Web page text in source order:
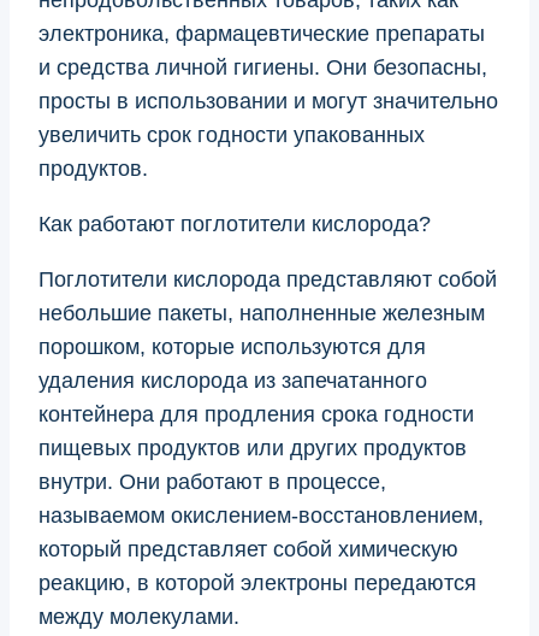
электроника, фармацевтические препараты
и средства личной гигиены. Они безопасны,
просты в использовании и могут значительно
увеличить срок годности упакованных
продуктов.
Как работают поглотители кислорода?
Поглотители кислорода представляют собой
небольшие пакеты, наполненные железным
порошком, которые используются для
удаления кислорода из запечатанного
контейнера для продления срока годности
пищевых продуктов или других продуктов
внутри. Они работают в процессе,
называемом окислением-восстановлением,
который представляет собой химическую
реакцию, в которой электроны передаются
между молекулами.